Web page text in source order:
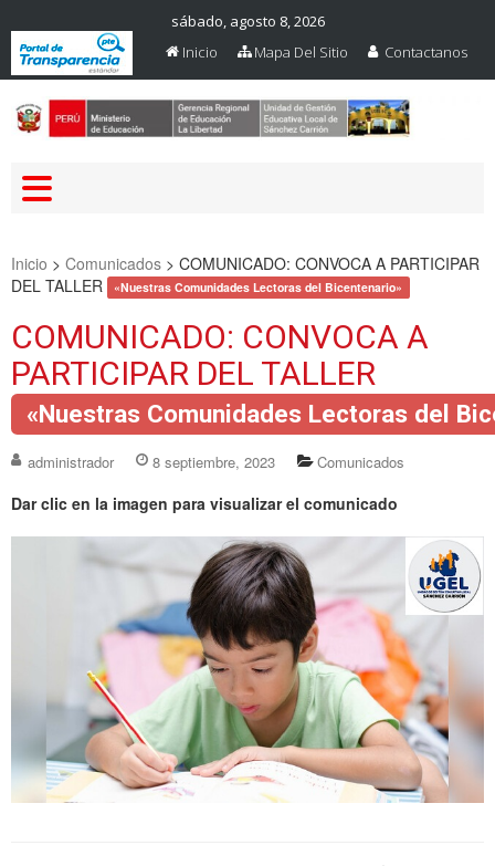
sábado, agosto 8, 2026
Inicio
Mapa Del Sitio Contactanos
Inicio > Comunicados > COMUNICADO: CONVOCA A PARTICIPAR
DEL TALLER
«Nuestras Comunidades Lectoras del Bicentenario»
COMUNICADO: CONVOCA A
PARTICIPAR DEL TALLER
«Nuestras Comunidades Lectoras del
administrador 8 septiembre, 2023 Comunicados
Dar clic en la imagen para visualizar el comunicado